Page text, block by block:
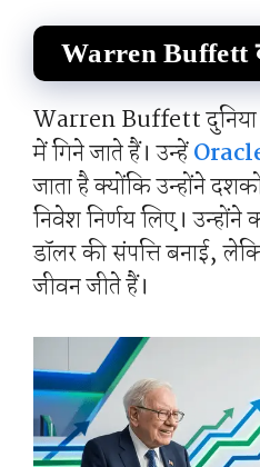
Warren Buffett
Warren Buffett
में गिने जाते हैं। उन्हें
जाता है क्योंकि उन्होंने
निवेश निर्णय लिए। उन्होंने
डॉलर की संपत्ति बनाई,
जीवन जीते हैं।